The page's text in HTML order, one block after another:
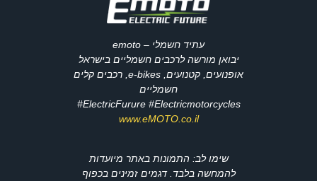
עתיד חשמלי – emoto
יבואן מורשה לרכבים חשמליים בישראל
אופנועים, קטנועים, e-bikes, רכבים קלים
חשמליים
ElectricFurure #Electricmotorcycles#
www.eMOTO.co.il
שימו לב: התמונות באתר מיועדות
להמחשה בלבד. דגמים זמינים בכפוף